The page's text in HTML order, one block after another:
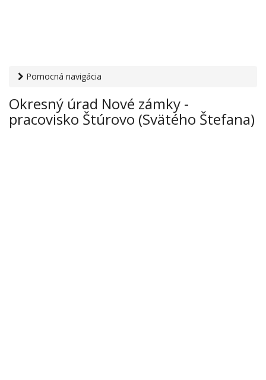
Pomocná navigácia
úrad Nové zámky - pracovisko Štúrovo (Svätého Štefana)
Okresný úrad Nové zámky -
pracovisko Štúrovo (Svätého Štefana)